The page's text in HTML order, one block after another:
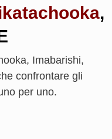
,
Imabarishi,
confrontare gli
per uno.